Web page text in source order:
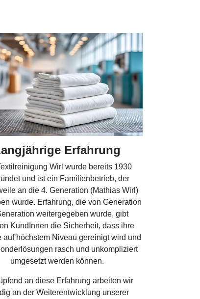
Erfahrung
Wirl wurde bereits 1930
und ist ein Familienbetrieb, der
an die 4. Generation (Mathias Wirl)
wurde. Erfahrung, die von Generation
weitergegeben wurde, gibt
KundInnen die Sicherheit, dass ihre
auf höchstem Niveau gereinigt wird und
rasch und unkompliziert
umgesetzt werden können.
an diese Erfahrung arbeiten wir
an der Weiterentwicklung unserer